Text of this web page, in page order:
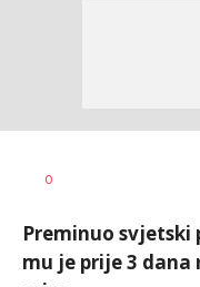
AUTOR
0
Preminuo svjetski
mu je prije 3 dana